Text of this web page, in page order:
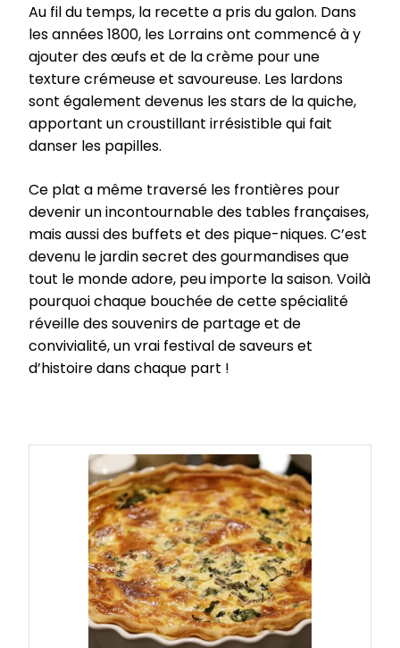
Au fil du temps, la recette a pris du galon. Dans
les années 1800, les Lorrains ont commencé à y
ajouter des œufs et de la crème pour une
texture crémeuse et savoureuse. Les lardons
sont également devenus les stars de la quiche,
apportant un croustillant irrésistible qui fait
danser les papilles.
Ce plat a même traversé les frontières pour
devenir un incontournable des tables françaises,
mais aussi des buffets et des pique-niques. C’est
devenu le jardin secret des gourmandises que
tout le monde adore, peu importe la saison. Voilà
pourquoi chaque bouchée de cette spécialité
réveille des souvenirs de partage et de
convivialité, un vrai festival de saveurs et
d’histoire dans chaque part !